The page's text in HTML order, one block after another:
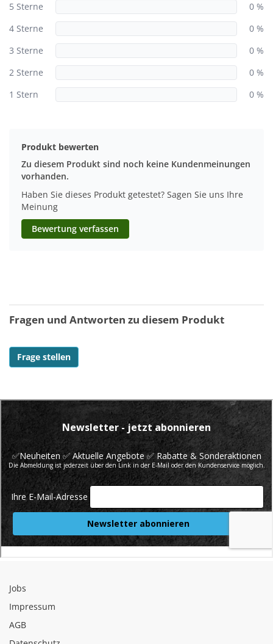
5 Sterne
0 %
4 Sterne
0 %
3 Sterne
0 %
2 Sterne
0 %
1 Stern
0 %
Produkt bewerten
Zu diesem Produkt sind noch keine Kundenmeinungen
vorhanden.
Haben Sie dieses Produkt getestet? Sagen Sie uns Ihre
Meinung
Bewertung verfassen
Fragen und Antworten zu diesem Produkt
Frage stellen
Jobs
Impressum
AGB